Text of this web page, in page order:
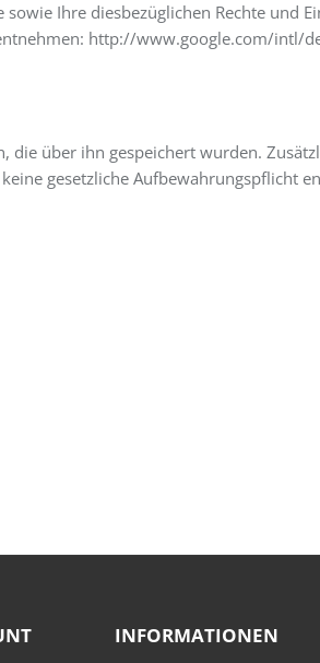
Ihre diesbezüglichen Rechte und
http://www.google.com/
über ihn gespeichert wurden.
gesetzliche Aufbewahrungspflicht
INFORMATIONEN